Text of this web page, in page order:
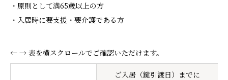
原則として満65歳以上の方
入居時に要支援・要介護である方
← → 表を横スクロールでご確認いただけます。
ご入居（鍵引渡日）までに